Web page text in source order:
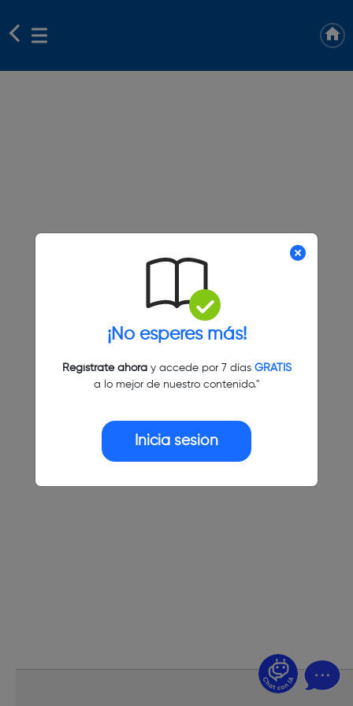
¡No esperes más!
Regístrate ahoray accede por 7 días GRATIS
a lo mejor de nuestro contenido."
Inicia sesión